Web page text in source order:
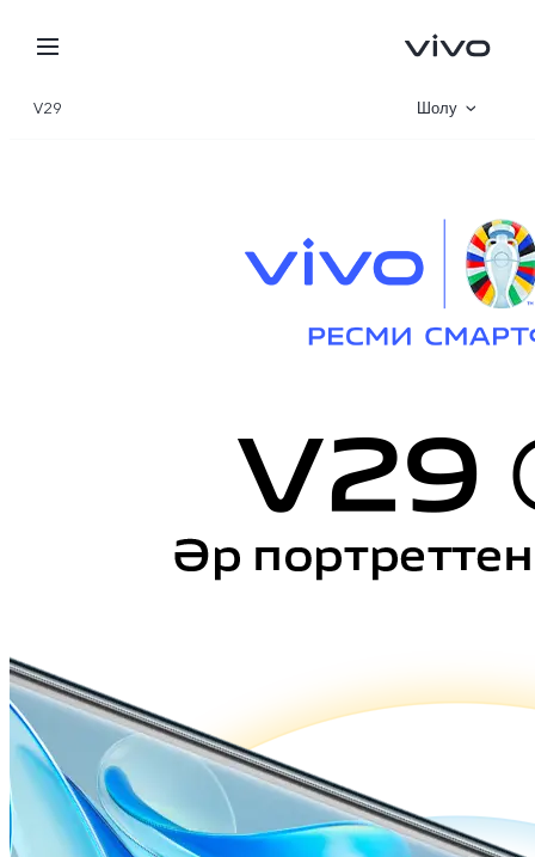
V29 Шолу
Сипаттамалар